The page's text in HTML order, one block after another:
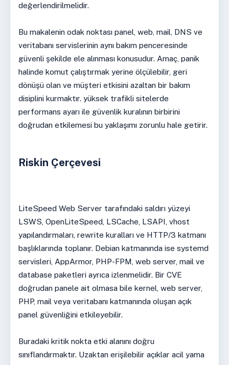
değerlendirilmelidir.
Bu makalenin odak noktası panel, web, mail, DNS ve
veritabanı servislerinin aynı bakım penceresinde
güvenli şekilde ele alınması konusudur. Amaç, panik
halinde komut çalıştırmak yerine ölçülebilir, geri
dönüşü olan ve müşteri etkisini azaltan bir bakım
disiplini kurmaktır. yüksek trafikli sitelerde
performans ayarı ile güvenlik kuralının birbirini
doğrudan etkilemesi bu yaklaşımı zorunlu hale getirir.
Riskin Çerçevesi
LiteSpeed Web Server tarafındaki saldırı yüzeyi
LSWS, OpenLiteSpeed, LSCache, LSAPI, vhost
yapılandırmaları, rewrite kuralları ve HTTP/3 katmanı
başlıklarında toplanır. Debian katmanında ise systemd
servisleri, AppArmor, PHP-FPM, web server, mail ve
database paketleri ayrıca izlenmelidir. Bir CVE
doğrudan panele ait olmasa bile kernel, web server,
PHP, mail veya veritabanı katmanında oluşan açık
panel güvenliğini etkileyebilir.
Buradaki kritik nokta etki alanını doğru
sınıflandırmaktır. Uzaktan erişilebilir açıklar acil yama